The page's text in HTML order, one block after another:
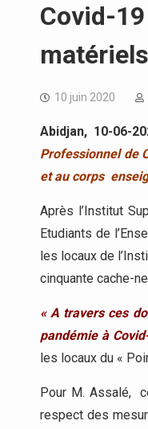
Covid-
10 juin 2020
Abidjan, 10-06-
Professionnel de
et au corps
Après l’Institut
Etudiants de
les locaux de
cinquante cache-
« A travers ces
pandémie à
les locaux du «
Pour M. Assalé,
respect des